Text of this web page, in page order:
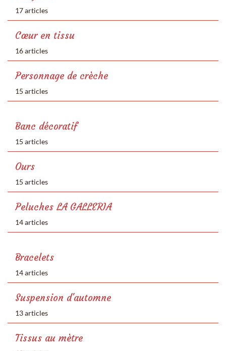
17 articles
Cœur en tissu
16 articles
Personnage de crèche
15 articles
Banc décoratif
15 articles
Ours
15 articles
Peluches LA GALLERIA
14 articles
Bracelets
14 articles
Suspension d'automne
13 articles
Tissus au mètre